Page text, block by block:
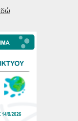
την εισαγωγή
Διαδικτύου